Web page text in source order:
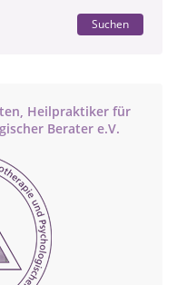
Suchen
Heilpraktiker für
Berater e.V.